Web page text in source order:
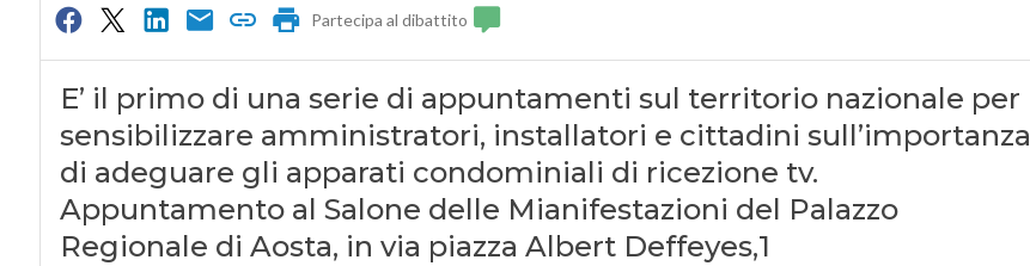
Partecipa al dibattito
E’ il primo di una serie di appuntamenti sul territorio nazionale per
sensibilizzare amministratori, installatori e cittadini sull’importanza
di adeguare gli apparati condominiali di ricezione tv.
Appuntamento al Salone delle Mianifestazioni del Palazzo
Regionale di Aosta, in via piazza Albert Deffeyes,1